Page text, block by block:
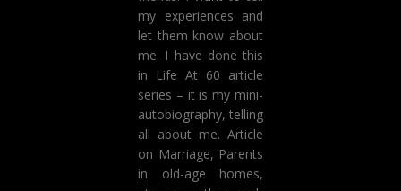
my experiences and
let them know about
me. I have done this
in Life At 60 article
series – it is my mini-
autobiography, telling
all about me. Article
on Marriage, Parents
in old-age homes,